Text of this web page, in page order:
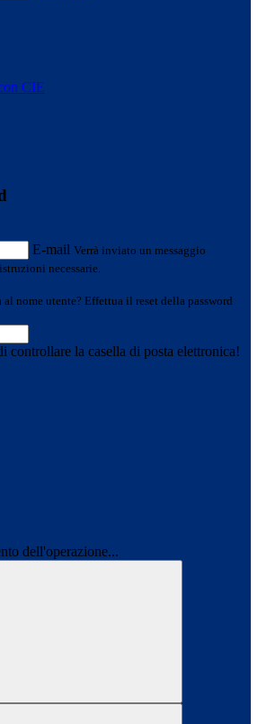
CIE
E-mail Verrà inviato un messaggio
necessarie.
nome utente? Effettua il reset della password
controllare la casella di posta elettronica!
dell'operazione...